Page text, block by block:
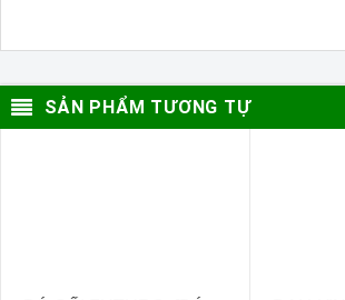
SẢN PHẨM TƯƠNG TỰ